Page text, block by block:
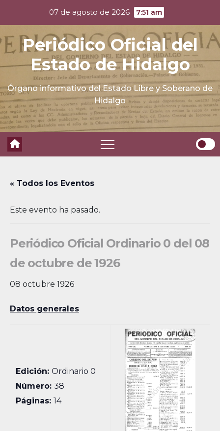
content
07 de agosto de 2026 7:51 am
Periódico Oficial del
Estado de Hidalgo
Órgano informativo del Estado Libre y Soberano de
Hidalgo
« Todos los Eventos
Este evento ha pasado.
Periódico Oficial Ordinario 0 del 08
de octubre de 1926
08 octubre 1926
Datos generales
Edición:Ordinario 0
Número:38
Páginas:14